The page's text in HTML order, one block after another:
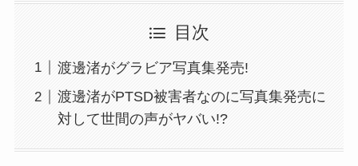
目次
渡邊渚がグラビア写真集発売!
渡邊渚がPTSD被害者なのに写真集発売に
対して世間の声がヤバい!?